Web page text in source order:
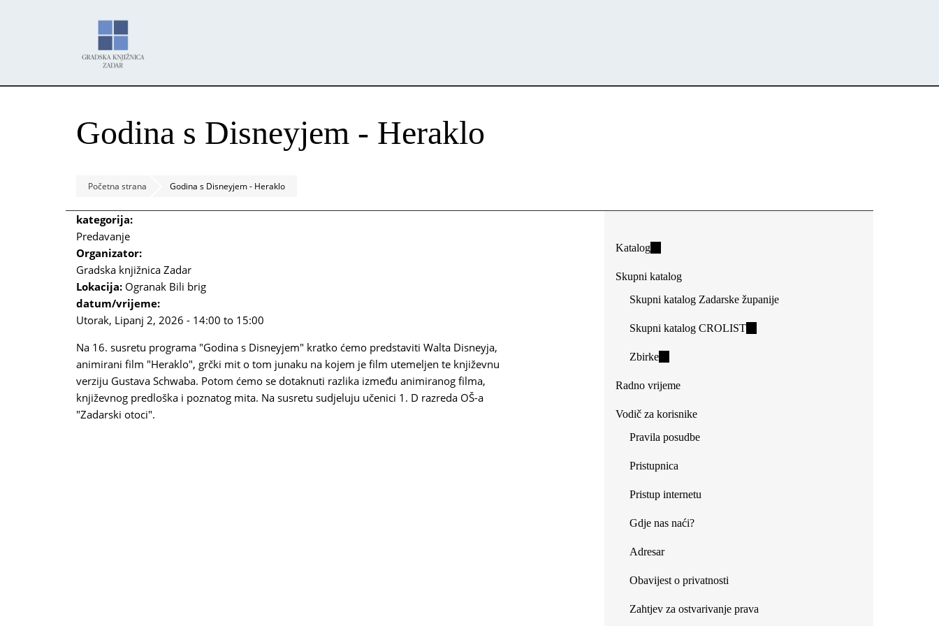
Godina s Disneyjem - Heraklo
Početna strana Godina s Disneyjem - Heraklo
kategorija:
Predavanje
Organizator:
Gradska knjižnica Zadar
Lokacija: Ogranak Bili brig
datum/vrijeme:
Utorak, Lipanj 2, 2026 - 14:00 to 15:00
Na 16. susretu programa "Godina s Disneyjem" kratko ćemo predstaviti Walta Disneyja,
animirani film "Heraklo", grčki mit o tom junaku na kojem je film utemeljen te književnu
verziju Gustava Schwaba. Potom ćemo se dotaknuti razlika između animiranog filma,
književnog predloška i poznatog mita. Na susretu sudjeluju učenici 1. D razreda OŠ-a
"Zadarski otoci".
Katalog(link
external)
Skupni katalog
Skupni katalog Zadarske županije
Skupni katalog CROLIST(link
Zbirke(link
external)
Radno vrijeme
Vodič za korisnike
Pravila posudbe
Pristupnica
Pristup internetu
Gdje nas naći?
Adresar
Obavijest o privatnosti
Zahtjev za ostvarivanje prava